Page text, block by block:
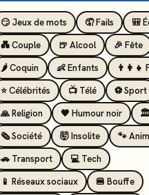
😏 Jeux de mots 🤦 Fails
🎒
💑 Couple
🍺 Alcool
🎉 Fête
🌶️ Coquin
👶 Enfants
👨‍👩‍👧
⭐ Célébrités
📺 Télé
⚽ Sport
🙏 Religion
🖤 Humour noir
🏛️
🗞️ Société
🤯 Insolite
🐾
🚗 Transport
💻 Tech
📱 Réseaux sociaux
🍔 Bouffe